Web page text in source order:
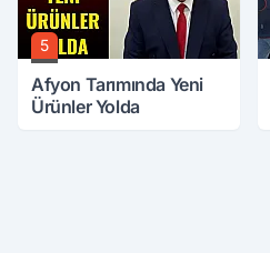
5
Afyon Tarımında Yeni
Ürünler Yolda